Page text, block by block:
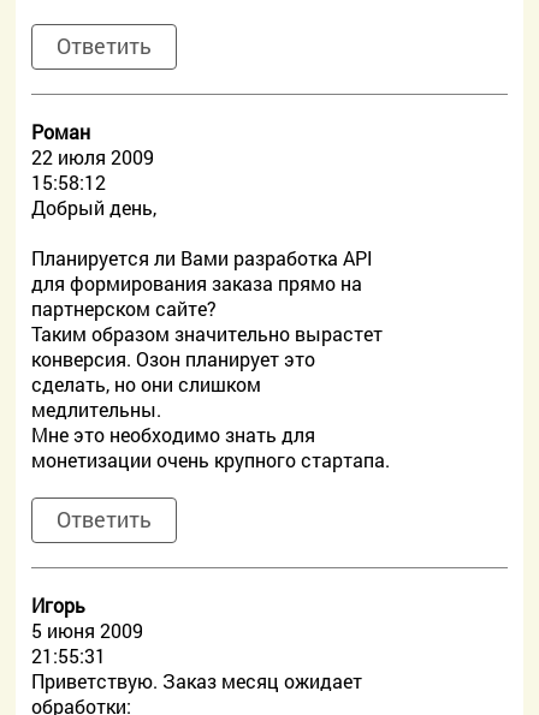
Ответить
Роман
22 июля 2009
15:58:12
Добрый день,
Планируется ли Вами разработка API
для формирования заказа прямо на
партнерском сайте?
Таким образом значительно вырастет
конверсия. Озон планирует это
сделать, но они слишком
медлительны.
Мне это необходимо знать для
монетизации очень крупного стартапа.
Ответить
Игорь
5 июня 2009
21:55:31
Приветствую. Заказ месяц ожидает
обработки: